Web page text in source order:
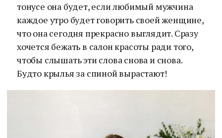
тонусе она будет, если любимый мужчина
каждое утро будет говорить своей женщине,
что она сегодня прекрасно выглядит. Сразу
хочется бежать в салон красоты ради того,
чтобы слышать эти слова снова и снова.
Будто крылья за спиной вырастают!